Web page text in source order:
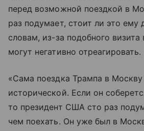
перед возможной поездкой в
раз подумает, стоит ли это ему
словам, из-за подобного
могут негативно отреагировать.
«Сама поездка Трампа в
исторической. Если он
то президент США сто раз
чем поехать. Он уже был в